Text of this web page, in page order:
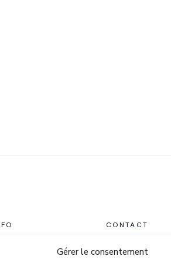
Gérer le consentement
CONTACT
22 Quai du Mail